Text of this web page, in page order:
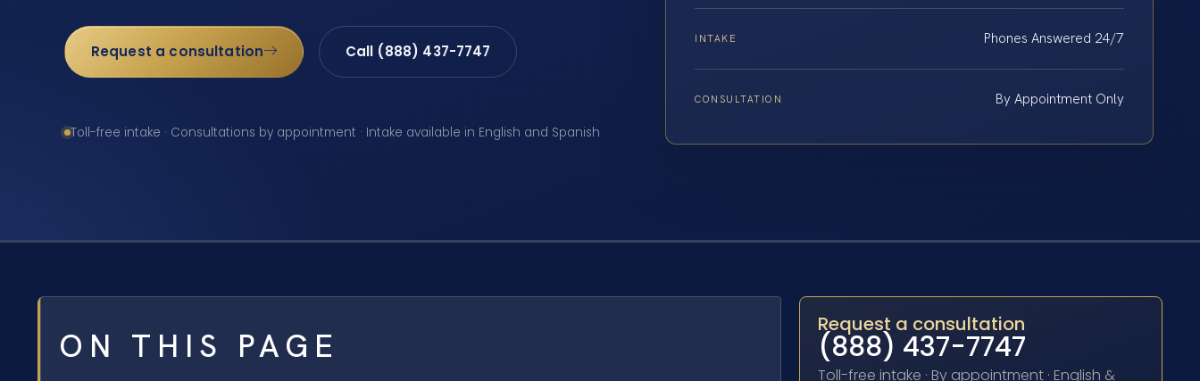
Request a consultation Call (888) 437-7747
Toll-free intake · Consultations by appointment · Intake available in English and Spanish
INTAKE Phones Answered 24/7
CONSULTATION By Appointment Only
ON THIS PAGE
Request a consultation
(888) 437-7747
Toll-free intake · By appointment · English &